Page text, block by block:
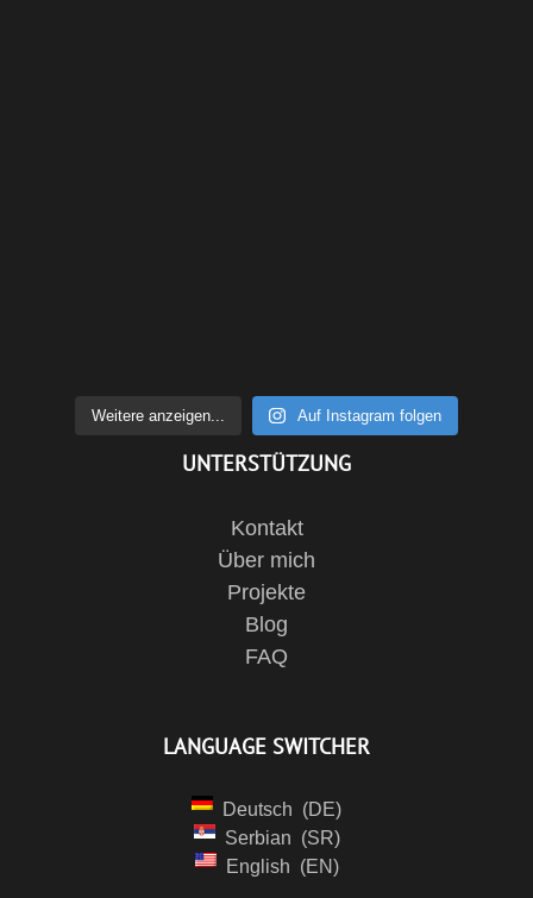
Weitere anzeigen... Auf Instagram folgen
UNTERSTÜTZUNG
Kontakt
Über mich
Projekte
Blog
FAQ
LANGUAGE SWITCHER
Deutsch
DE
Serbian
SR
English
EN